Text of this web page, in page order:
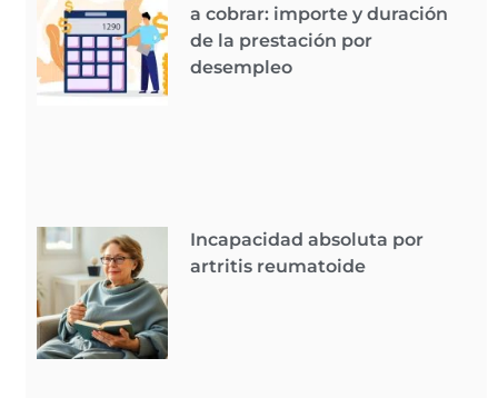
a cobrar: importe y duración
de la prestación por
desempleo
Incapacidad absoluta por
artritis reumatoide